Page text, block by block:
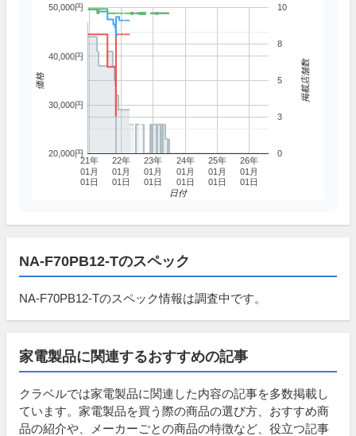
21年
01月
01日
22年
01月
01日
23年
01月
01日
24年
01月
01日
25年
01月
01日
26年
01月
01日
20,000円
30,000円
40,000円
50,000円
0
3
5
8
10
日付
価格 掲載店舗数
NA-F70PB12-Tのスペック
NA-F70PB12-Tのスペック情報は調査中です。
家電製品に関連するおすすめの記事
クラベルでは家電製品に関連した内容の記事を多数掲載し
ています。家電製品を買う際の商品の選び方、おすすめ商
品の紹介や、メーカーごとの商品の特徴など、役立つ記事